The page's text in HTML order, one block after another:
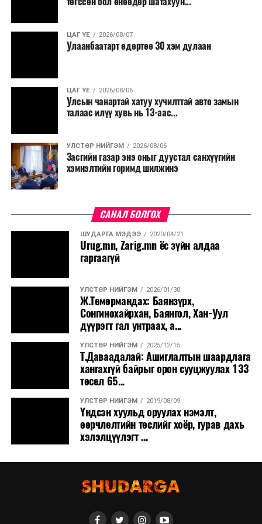
салбар бүрдээ урсгал зардлыг 20 хувиар бууруулах,
нөхөн томилгоо хийхгүй байх, аялал, амралт, зугаалга,
хамт олны урлаг, спортын арга хэмжээг зохион
байгуулахгүй байх, төрийн албанд шинэ орон тоо бий
сургалтыг цахим хэлбэрт шилжүүлэх, төрийн албан
хаагчдыг зарим өдрүүдэд цахимаар ажиллуулах арга
хэмжээг үргэлжлүүлэхийг үүрэг болголоо.
Төсвийн сахилга бат сайжирч, эдийн засгийн нөхцөл
байдал хэвийн болсон тохиолдолд эдгээр
хязгаарлалтыг үе шаттайгаар сулруулах юм.
ЦАГ ҮЕ 2026/08/07
Улаанбаатарт өдөртөө 30 хэм дулаан
ЦАГ ҮЕ 2026/08/06
Улсын чанартай хатуу хучилттай авто замын
талаас илүү хувь нь 13-аас...
УЛСТӨР НИЙГЭМ 2026/08/06
Засгийн газар энэ оныг дуустал санхүүгийн
хэмнэлтийн горимд шилжинэ
САНАЛ БОЛГОХ
ШУДАРГА МЭДЭЭ 2020/04/21
Urug.mn, Zarig.mn ёс зүйн алдаа
гаргаагүй
УЛСТӨР НИЙГЭМ 2026/01/30
Ж.Төмөрмандах: Баянзүрх,
Сонгинохайрхан, Баянгол, Хан-Уул
дүүрэгт гал унтраах, а...
УЛСТӨР НИЙГЭМ 2025/12/15
Т.Даваадалай: Ашиглалтын шаардлага
хангахгүй байрыг орон сууцжуулах 133
төсөл 65...
УЛСТӨР НИЙГЭМ 2019/08/09
Үндсэн хуульд оруулах нэмэлт,
өөрчлөлтийн төслийг хоёр, гурав дахь
хэлэлцүүлэгт ...